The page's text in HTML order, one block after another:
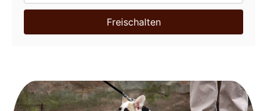
Freischalten